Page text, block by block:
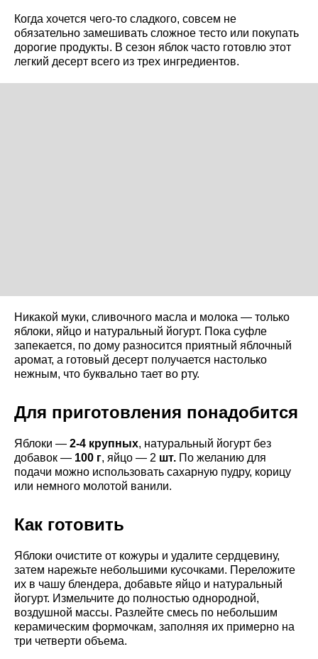
Когда хочется чего-то сладкого, совсем не
обязательно замешивать сложное тесто или покупать
дорогие продукты. В сезон яблок часто готовлю этот
легкий десерт всего из трех ингредиентов.
Никакой муки, сливочного масла и молока — только
яблоки, яйцо и натуральный йогурт. Пока суфле
запекается, по дому разносится приятный яблочный
аромат, а готовый десерт получается настолько
нежным, что буквально тает во рту.
Для приготовления понадобится
Яблоки — 2-4 крупных, натуральный йогурт без
добавок — 100 г, яйцо — 2 шт. По желанию для
подачи можно использовать сахарную пудру, корицу
или немного молотой ванили.
Как готовить
Яблоки очистите от кожуры и удалите сердцевину,
затем нарежьте небольшими кусочками. Переложите
их в чашу блендера, добавьте яйцо и натуральный
йогурт. Измельчите до полностью однородной,
воздушной массы. Разлейте смесь по небольшим
керамическим формочкам, заполняя их примерно на
три четверти объема.